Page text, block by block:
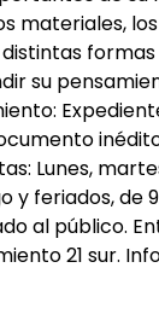
materiales,
su
Lunes,
y feriados, de
al público.
21 sur.